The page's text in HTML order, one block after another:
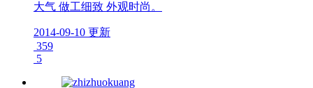
大气 做工细致 外观时尚。
2014-09-10 更新
359
5